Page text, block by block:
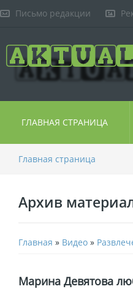
Письмо редакции
ГЛАВНАЯ СТРАНИЦА
Главная страница
Архив
Главная » Видео »
Марина Девятова